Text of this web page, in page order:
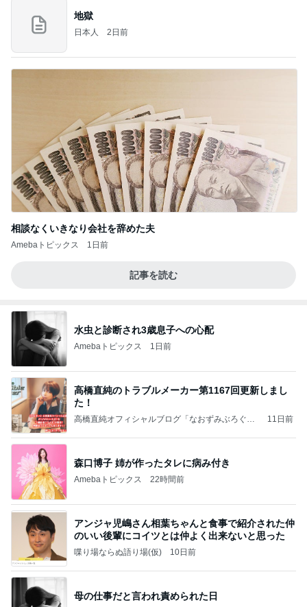
地獄
日本人 2日前
相談なくいきなり会社を辞めた夫
Amebaトピックス 1日前
記事を読む
水虫と診断され3歳息子への心配
Amebaトピックス 1日前
高橋直純のトラブルメーカー第1167回更新しまし
た！
高橋直純オフィシャルブログ「なおずみぶろぐ」
11日前
森口博子 姉が作ったタレに病み付き
Amebaトピックス 22時間前
アンジャ児嶋さん相葉ちゃんと食事で紹介された仲
のいい後輩にコイツとは仲よく出来ないと思った
喋り場ならぬ語り場(仮) 10日前
母の仕事だと言われ責められた日